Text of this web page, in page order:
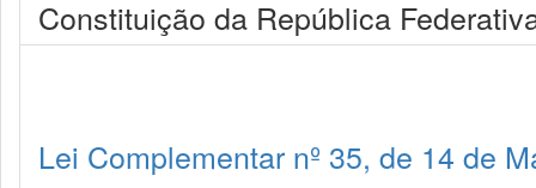
Constituição da República
Lei Complementar nº 35, de 14 de